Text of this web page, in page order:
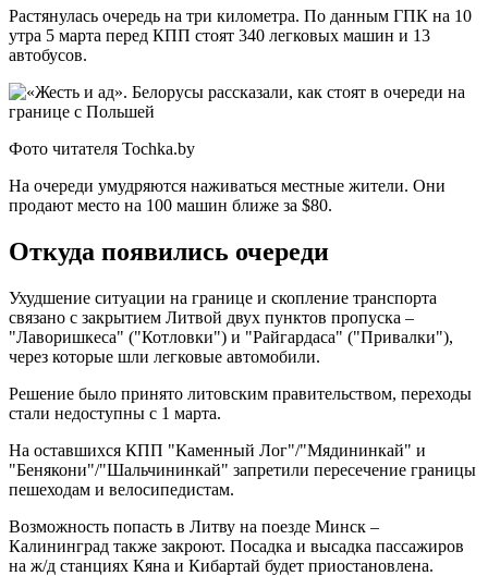
Растянулась очередь на три километра. По данным ГПК на 10
утра 5 марта перед КПП стоят 340 легковых машин и 13
автобусов.
Фото читателя Tochka.by
На очереди умудряются наживаться местные жители. Они
продают место на 100 машин ближе за $80.
Откуда появились очереди
Ухудшение ситуации на границе и скопление транспорта
связано с закрытием Литвой двух пунктов пропуска –
"Лаворишкеса" ("Котловки") и "Райгардаса" ("Привалки"),
через которые шли легковые автомобили.
Решение было принято литовским правительством, переходы
стали недоступны с 1 марта.
На оставшихся КПП "Каменный Лог"/"Мядининкай" и
"Бенякони"/"Шальчининкай" запретили пересечение границы
пешеходам и велосипедистам.
Возможность попасть в Литву на поезде Минск –
Калининград также закроют. Посадка и высадка пассажиров
на ж/д станциях Кяна и Кибартай будет приостановлена.